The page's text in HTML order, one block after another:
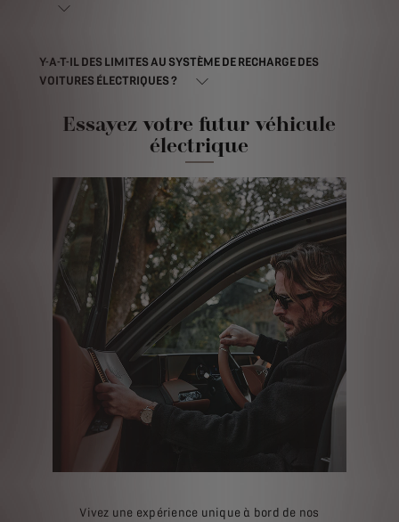
Y-A-T-IL DES LIMITES AU SYSTÈME DE RECHARGE DES
VOITURES ÉLECTRIQUES ?
Essayez votre futur véhicule
électrique
Vivez une expérience unique à bord de nos